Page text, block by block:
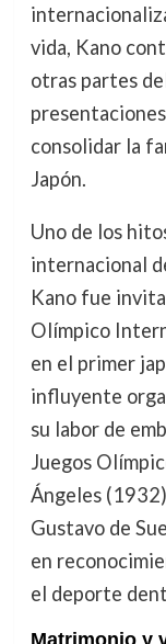
vida, Kano
otras partes
consolidar la
Japón.
Uno de los
internacional
Kano fue
Olímpico
en el primer
influyente
su labor de
Juegos
Ángeles
Gustavo de
en
el deporte